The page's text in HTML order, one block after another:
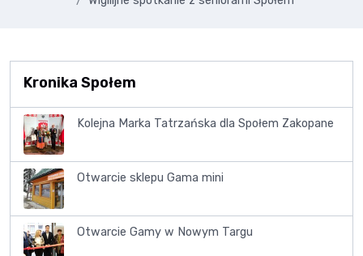
Kronika Społem
Kolejna Marka Tatrzańska dla Społem Zakopane
Otwarcie sklepu Gama mini
Otwarcie Gamy w Nowym Targu